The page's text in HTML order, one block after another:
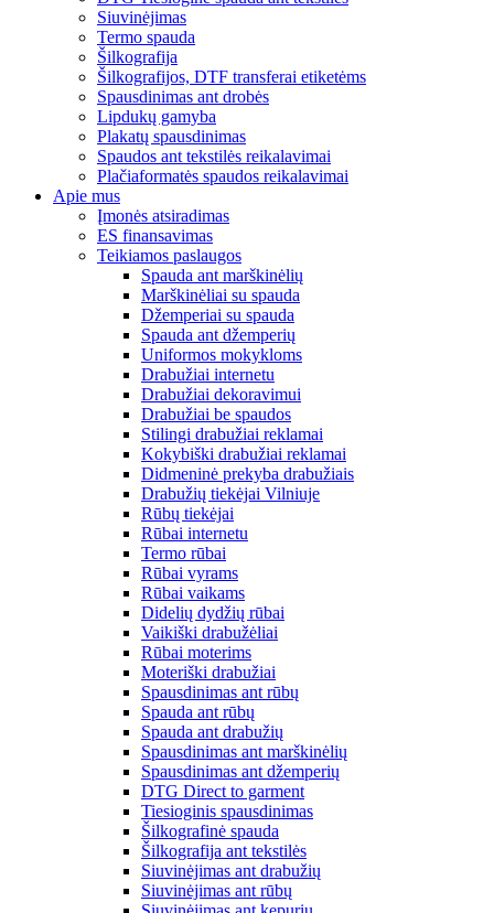
Siuvinėjimas
Termo spauda
Šilkografija
Šilkografijos, DTF transferai etiketėms
Spausdinimas ant drobės
Lipdukų gamyba
Plakatų spausdinimas
Spaudos ant tekstilės reikalavimai
Plačiaformatės spaudos reikalavimai
Apie mus
Įmonės atsiradimas
ES finansavimas
Teikiamos paslaugos
Spauda ant marškinėlių
Marškinėliai su spauda
Džemperiai su spauda
Spauda ant džemperių
Uniformos mokykloms
Drabužiai internetu
Drabužiai dekoravimui
Drabužiai be spaudos
Stilingi drabužiai reklamai
Kokybiški drabužiai reklamai
Didmeninė prekyba drabužiais
Drabužių tiekėjai Vilniuje
Rūbų tiekėjai
Rūbai internetu
Termo rūbai
Rūbai vyrams
Rūbai vaikams
Didelių dydžių rūbai
Vaikiški drabužėliai
Rūbai moterims
Moteriški drabužiai
Spausdinimas ant rūbų
Spauda ant rūbų
Spauda ant drabužių
Spausdinimas ant marškinėlių
Spausdinimas ant džemperių
DTG Direct to garment
Tiesioginis spausdinimas
Šilkografinė spauda
Šilkografija ant tekstilės
Siuvinėjimas ant drabužių
Siuvinėjimas ant rūbų